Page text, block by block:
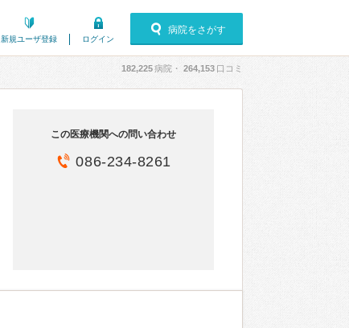
新規ユーザ登録 ログイン
病院をさがす
182,225病院・ 264,153 口コミ
この医療機関への問い合わせ
086-234-8261